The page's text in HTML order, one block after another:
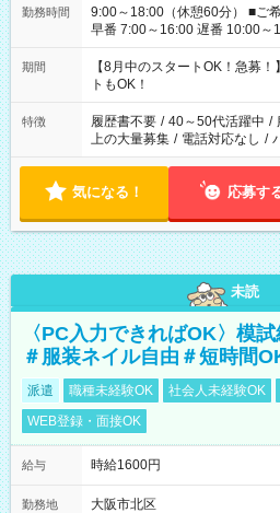
勤務時間
9:00～18:00（休憩60分） ■ご希望があれば下記シフトもOK！
早番 7:00～16:00 遅番 10:00～
と休みを合わせたい」 「余裕
「できれば残業はしたくない
ね。 ※Wワーク希望の方へ 今ご覧のお仕事で希望する勤務時間
と、もう1つのお仕事の勤務時
合は応募できません。
期間
【8月中のスタートOK！急募
トもOK！
特徴 履歴書不要 / 40～50代活躍中 /
上の大量募集 / 電話対応なし /
気になる！ 応募す
未読
〈PC入力できればOK〉模
＃服装ネイル自由＃短時間
派遣 職種未経験OK 社会人未経験OK
WEB登録・面接OK
給与 時給1600円
勤務地
大阪市北区